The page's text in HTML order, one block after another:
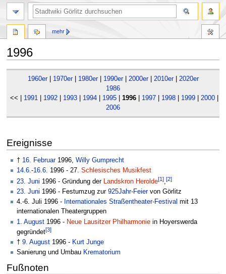
1996
Navigation
1960er| 1970er| 1980er| 1990er| 2000er| 2010er|
2020er
1986
<< | 1991 1992 1993 1994 1995 |1996 1997 1998 1999 2000
2006
Ereignisse
† 16. Februar1996, Willy Gumprecht
14.6.-16.6. 1996 - 27. Schlesisches Musikfest
23. Juni 1996 - Gründung der Landskron Herolde[1] [2]
23. Juni 1996 - Festumzug zur 925Jahr-Feiervon Görlitz
4.-6. Juli 1996 - Internationales Straßentheater-Festival mit 13
internationalen Theatergruppen
1. August 1996 - Neue Lausitzer Philharmonie in Hoyerswerda
gegründet[3]
† 9. August 1996 - Kurt Junge
Sanierung und Umbau Krematorium
Fußnoten
mehr